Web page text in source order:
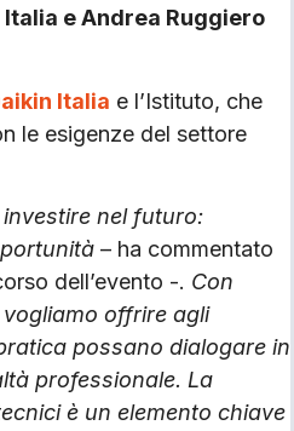
e Andrea Ruggiero
Italia e l’Istituto, che
le esigenze del settore
nel futuro:
– ha commentato
dell’evento -. Con
offrire agli
possano dialogare in
professionale. La
è un elemento chiave